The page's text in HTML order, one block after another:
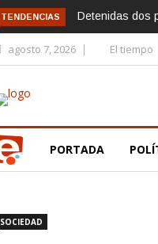
TENDENCIAS Detenidas dos
agosto 7, 2026 El tiempo
PORTADA
SOCIEDAD